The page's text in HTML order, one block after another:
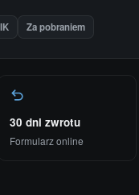
Za pobraniem
30 dni zwrotu
Formularz online